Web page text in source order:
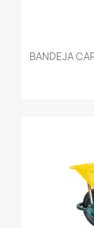
BANDEJA